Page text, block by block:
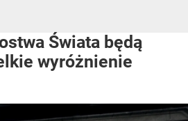
Świata będą
wyróżnienie